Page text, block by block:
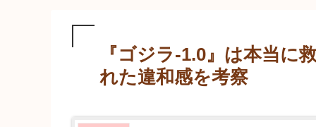
『ゴジラ-1.0』は本当に
れた違和感を考察